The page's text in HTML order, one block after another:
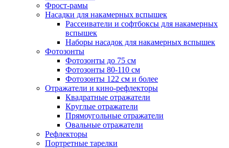
Фрост-рамы
Насадки для накамерных вспышек
Рассеиватели и софтбоксы для накамерных
вспышек
Наборы насадок для накамерных вспышек
Фотозонты
Фотозонты до 75 см
Фотозонты 80-110 см
Фотозонты 122 см и более
Отражатели и кино-рефлекторы
Квадратные отражатели
Круглые отражатели
Прямоугольные отражатели
Овальные отражатели
Рефлекторы
Портретные тарелки